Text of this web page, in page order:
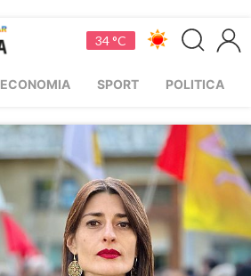
34 °C
ECONOMIA SPORT POLITICA